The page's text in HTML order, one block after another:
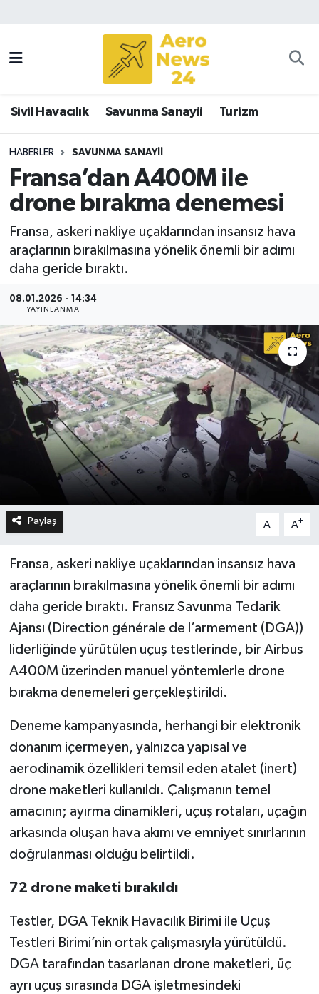
Sivil Havacılık Savunma Sanayii Turizm
HABERLER SAVUNMA SANAYII
Fransa’dan A400M ile
drone bırakma denemesi
Fransa, askeri nakliye uçaklarından insansız hava
araçlarının bırakılmasına yönelik önemli bir adımı
daha geride bıraktı.
08.01.2026 - 14:34
YAYINLANMA
Paylaş A- A+
Fransa, askeri nakliye uçaklarından insansız hava
araçlarının bırakılmasına yönelik önemli bir adımı
daha geride bıraktı. Fransız Savunma Tedarik
Ajansı (Direction générale de l’armement (DGA))
liderliğinde yürütülen uçuş testlerinde, bir Airbus
A400M üzerinden manuel yöntemlerle drone
bırakma denemeleri gerçekleştirildi.
Deneme kampanyasında, herhangi bir elektronik
donanım içermeyen, yalnızca yapısal ve
aerodinamik özellikleri temsil eden atalet (inert)
drone maketleri kullanıldı. Çalışmanın temel
amacının; ayırma dinamikleri, uçuş rotaları, uçağın
arkasında oluşan hava akımı ve emniyet sınırlarının
doğrulanması olduğu belirtildi.
72 drone maketi bırakıldı
Testler, DGA Teknik Havacılık Birimi ile Uçuş
Testleri Birimi’nin ortak çalışmasıyla yürütüldü.
DGA tarafından tasarlanan drone maketleri, üç
ayrı uçuş sırasında DGA işletmesindeki